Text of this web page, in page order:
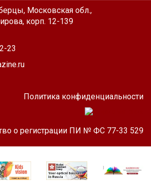
Московская обл.,
корп. 12-139
23
Политика конфиденциальности
о регистрации ПИ № ФС 77-33 529